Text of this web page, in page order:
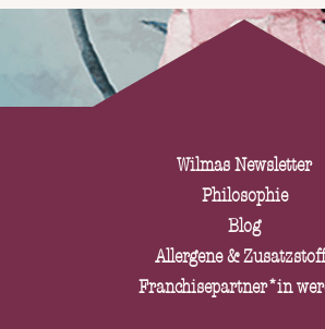
Wilmas Newsletter
Philosophie
Blog
Allergene &
Franchisepartner*in